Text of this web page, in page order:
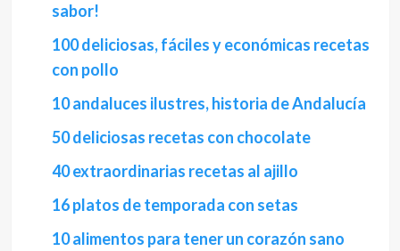
sabor!
100 deliciosas, fáciles y económicas recetas
con pollo
10 andaluces ilustres, historia de Andalucía
50 deliciosas recetas con chocolate
40 extraordinarias recetas al ajillo
16 platos de temporada con setas
10 alimentos para tener un corazón sano